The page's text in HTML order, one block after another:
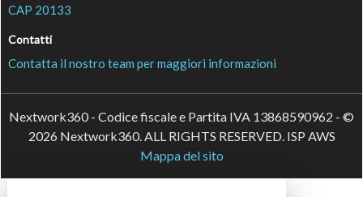
CAP 20133
Contatti
Contatta il nostro team per maggiori informazioni
Nextwork360 - Codice fiscale e Partita IVA 13868590962 - ©
2026 Nextwork360. ALL RIGHTS RESERVED. ISP AWS
Mappa del sito